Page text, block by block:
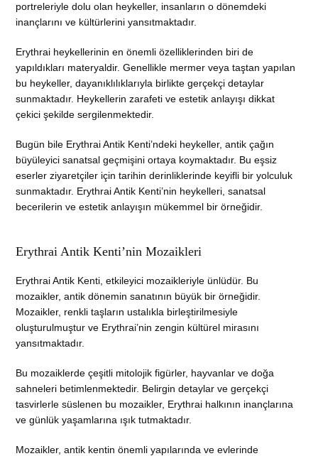
portreleriyle dolu olan heykeller, insanların o dönemdeki
inançlarını ve kültürlerini yansıtmaktadır.
Erythrai heykellerinin en önemli özelliklerinden biri de
yapıldıkları materyaldir. Genellikle mermer veya taştan yapılan
bu heykeller, dayanıklılıklarıyla birlikte gerçekçi detaylar
sunmaktadır. Heykellerin zarafeti ve estetik anlayışı dikkat
çekici şekilde sergilenmektedir.
Bugün bile Erythrai Antik Kenti’ndeki heykeller, antik çağın
büyüleyici sanatsal geçmişini ortaya koymaktadır. Bu eşsiz
eserler ziyaretçiler için tarihin derinliklerinde keyifli bir yolculuk
sunmaktadır. Erythrai Antik Kenti’nin heykelleri, sanatsal
becerilerin ve estetik anlayışın mükemmel bir örneğidir.
Erythrai Antik Kenti’nin Mozaikleri
Erythrai Antik Kenti, etkileyici mozaikleriyle ünlüdür. Bu
mozaikler, antik dönemin sanatının büyük bir örneğidir.
Mozaikler, renkli taşların ustalıkla birleştirilmesiyle
oluşturulmuştur ve Erythrai’nin zengin kültürel mirasını
yansıtmaktadır.
Bu mozaiklerde çeşitli mitolojik figürler, hayvanlar ve doğa
sahneleri betimlenmektedir. Belirgin detaylar ve gerçekçi
tasvirlerle süslenen bu mozaikler, Erythrai halkının inançlarına
ve günlük yaşamlarına ışık tutmaktadır.
Mozaikler, antik kentin önemli yapılarında ve evlerinde